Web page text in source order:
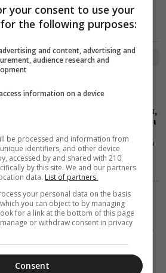
ως βοηθοί επίσκοποι των
κατέλιπαν...
09 Αυγούστου 2026
Πόσα ονόματα,
υπέρ Υγείας και
μπορώ να δίνω
στον Ι. Ναό
ΔΙΑΛΟΓΟΣ
09 Αυγούστου 2026
12:01
Τι είναι, τελικά,
your consent to use your
the following purposes:
and content, advertising and
audience research and
information on a device
be processed and information from
identifiers, and other device
accessed by and shared with 210
by this site. We and our partners
data. List of partners.
your personal data on the basis
you can object to by managing
for a link at the bottom of this page
or withdraw consent in privacy
Consent